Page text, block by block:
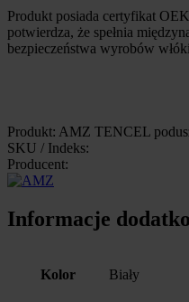
Produkt posiada certyfikat
potwierdza, że spełnia
bezpieczeństwa wyrobów
Produkt: AMZ TENCEL
SKU / Indeks:
Producent:
Informacje
Kolor Biały